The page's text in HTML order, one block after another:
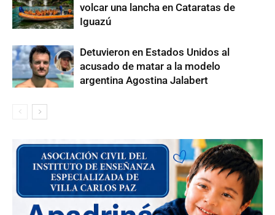
volcar una lancha en Cataratas de
Iguazú
Detuvieron en Estados Unidos al
acusado de matar a la modelo
argentina Agostina Jalabert